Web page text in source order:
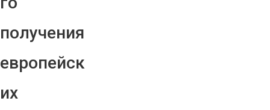
получения
европейск
их